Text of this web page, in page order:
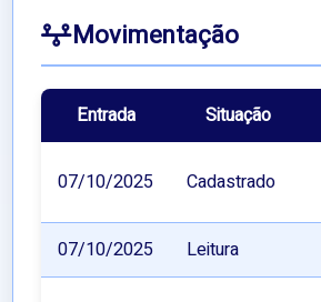
Movimentação
Entrada Situação
07/10/2025 Cadastrado
07/10/2025 Leitura